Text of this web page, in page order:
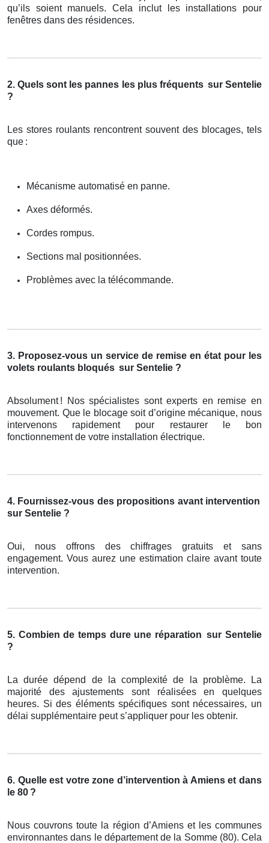
qu’ils soient manuels. Cela inclut les installations pour
fenêtres dans des résidences.
2. Quels sont les pannes les plus fréquents sur Sentelie
?
Les stores roulants rencontrent souvent des blocages, tels
que :
Mécanisme automatisé en panne.
Axes déformés.
Cordes rompus.
Sections mal positionnées.
Problèmes avec la télécommande.
3. Proposez-vous un service de remise en état pour les
volets roulants bloqués sur Sentelie ?
Absolument ! Nos spécialistes sont experts en remise en
mouvement. Que le blocage soit d’origine mécanique, nous
intervenons rapidement pour restaurer le bon
fonctionnement de votre installation é lectrique.
4. Fournissez-vous des propositions avant intervention
sur Sentelie ?
Oui, nous offrons des chiffrages gratuits et sans
engagement. Vous aurez une estimation claire avant toute
intervention.
5. Combien de temps dure une réparation sur Sentelie
?
La durée dépend de la complexité de la problème. La
majorité des ajustements sont réalisées en quelques
heures. Si des éléments spécifiques sont nécessaires, un
délai supplémentaire peut s’appliquer pour les obtenir.
6. Quelle est votre zone d’intervention à Amiens et dans
le 80 ?
Nous couvrons toute la région d’Amiens et les communes
environnantes dans le département de la Somme (80). Cela